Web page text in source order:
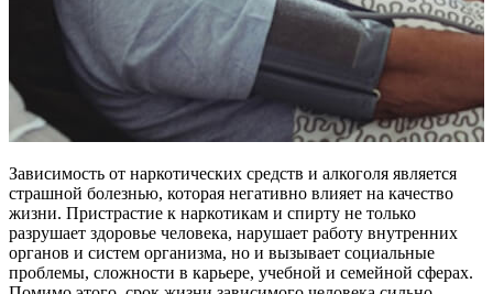
Зависимость от наркотических средств и алкоголя является
страшной болезнью, которая негативно влияет на качество
жизни. Пристрастие к наркотикам и спирту не только
разрушает здоровье человека, нарушает работу внутренних
органов и систем организма, но и вызывает социальные
проблемы, сложности в карьере, учебной и семейной сферах.